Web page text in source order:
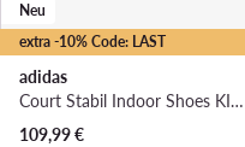
extra -10% Code: LAST
Neu
adidas
Court Stabil Indoor Shoes KI8043 · Hallenschuhe
109,99€